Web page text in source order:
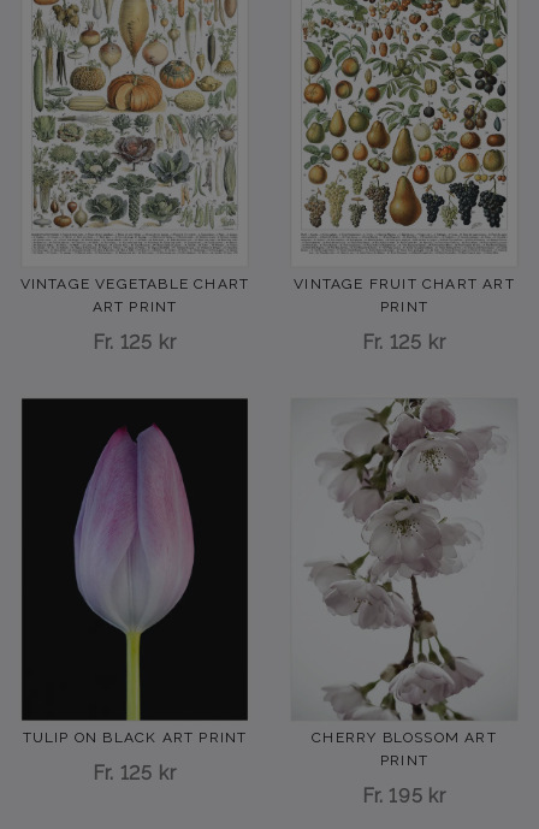
VINTAGE VEGETABLE CHART
ART PRINT
Fr. 125 kr
VINTAGE FRUIT CHART ART
PRINT
Fr. 125 kr
TULIP ON BLACK ART PRINT
Fr. 125 kr
CHERRY BLOSSOM ART
PRINT
Fr. 195 kr